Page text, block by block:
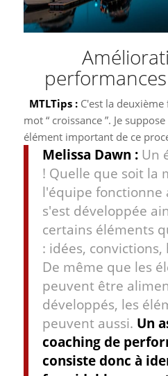
MTLTips :C'est la deuxième
mot “ croissance ”. Je
élément important de ce
Melissa Dawn :Un
! Quelle que soit la
l'équipe fonctionne
s'est développée
certains éléments
: idées,
De même que les
peuvent être
développés, les
peuvent aussi. Un
coaching de
consiste donc à